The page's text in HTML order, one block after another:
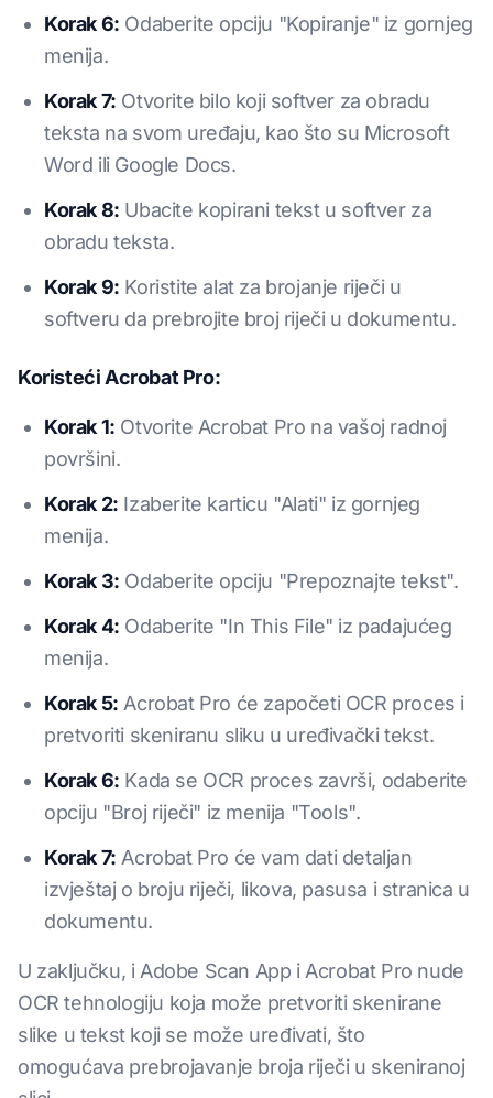
Korak 6: Odaberite opciju "Kopiranje" iz gornjeg
menija.
Korak 7: Otvorite bilo koji softver za obradu
teksta na svom uređaju, kao što su Microsoft
Word ili Google Docs.
Korak 8: Ubacite kopirani tekst u softver za
obradu teksta.
Korak 9: Koristite alat za brojanje riječi u
softveru da prebrojite broj riječi u dokumentu.
Koristeći Acrobat Pro:
Korak 1: Otvorite Acrobat Pro na vašoj radnoj
površini.
Korak 2: Izaberite karticu "Alati" iz gornjeg
menija.
Korak 3: Odaberite opciju "Prepoznajte tekst".
Korak 4: Odaberite "In This File" iz padajućeg
menija.
Korak 5: Acrobat Pro će započeti OCR proces i
pretvoriti skeniranu sliku u uređivački tekst.
Korak 6: Kada se OCR proces završi, odaberite
opciju "Broj riječi" iz menija "Tools".
Korak 7: Acrobat Pro će vam dati detaljan
izvještaj o broju riječi, likova, pasusa i stranica u
dokumentu.
U zaključku, i Adobe Scan App i Acrobat Pro nude
OCR tehnologiju koja može pretvoriti skenirane
slike u tekst koji se može uređivati, što
omogućava prebrojavanje broja riječi u skeniranoj